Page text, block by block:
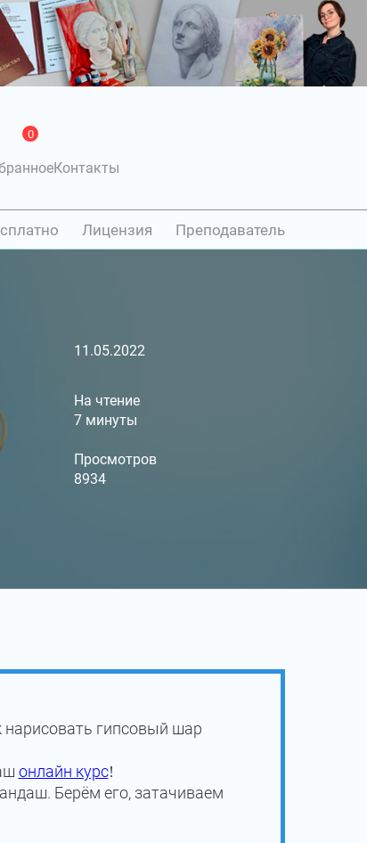
0
Контакты
Лицензия Преподаватель
11.05.2022
На чтение
7 минуты
Просмотров
8934
нарисовать гипсовый шар
онлайн курс!
Берём его, затачиваем